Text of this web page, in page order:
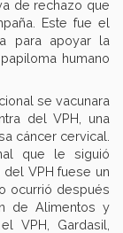
de rechazo que
Este fue el
para apoyar la
humano
se vacunara
del VPH, una
cáncer cervical.
que le siguió
VPH fuese un
ocurrió después
de Alimentos y
VPH, Gardasil,